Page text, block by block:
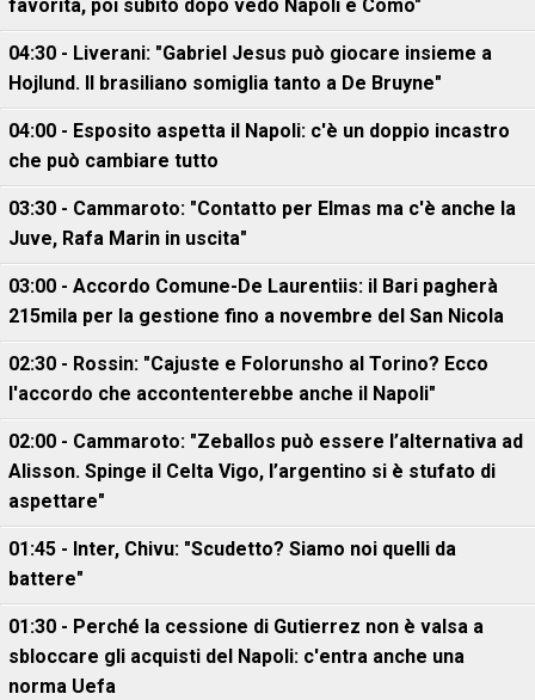
favorita, poi subito dopo vedo Napoli e Como"
04:30 - Liverani: "Gabriel Jesus può giocare insieme a
Hojlund. Il brasiliano somiglia tanto a De Bruyne"
04:00 - Esposito aspetta il Napoli: c'è un doppio incastro
che può cambiare tutto
03:30 - Cammaroto: "Contatto per Elmas ma c'è anche la
Juve, Rafa Marin in uscita"
03:00 - Accordo Comune-De Laurentiis: il Bari pagherà
215mila per la gestione fino a novembre del San Nicola
02:30 - Rossin: "Cajuste e Folorunsho al Torino? Ecco
l'accordo che accontenterebbe anche il Napoli"
02:00 - Cammaroto: "Zeballos può essere l’alternativa ad
Alisson. Spinge il Celta Vigo, l’argentino si è stufato di
aspettare"
01:45 - Inter, Chivu: "Scudetto? Siamo noi quelli da
battere"
01:30 - Perché la cessione di Gutierrez non è valsa a
sbloccare gli acquisti del Napoli: c'entra anche una
norma Uefa